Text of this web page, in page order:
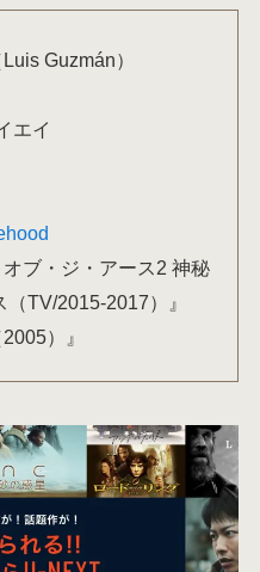
Guzmán）
エイ
ブ・ジ・アース2 神秘
TV/2015-2017）』
）』